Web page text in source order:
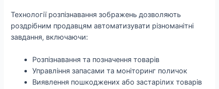
Технології розпізнавання зображень дозволяють
роздрібним продавцям автоматизувати різноманітні
завдання, включаючи:
Розпізнавання та позначення товарів
Управління запасами та моніторинг поличок
Виявлення пошкоджених або застарілих товарів